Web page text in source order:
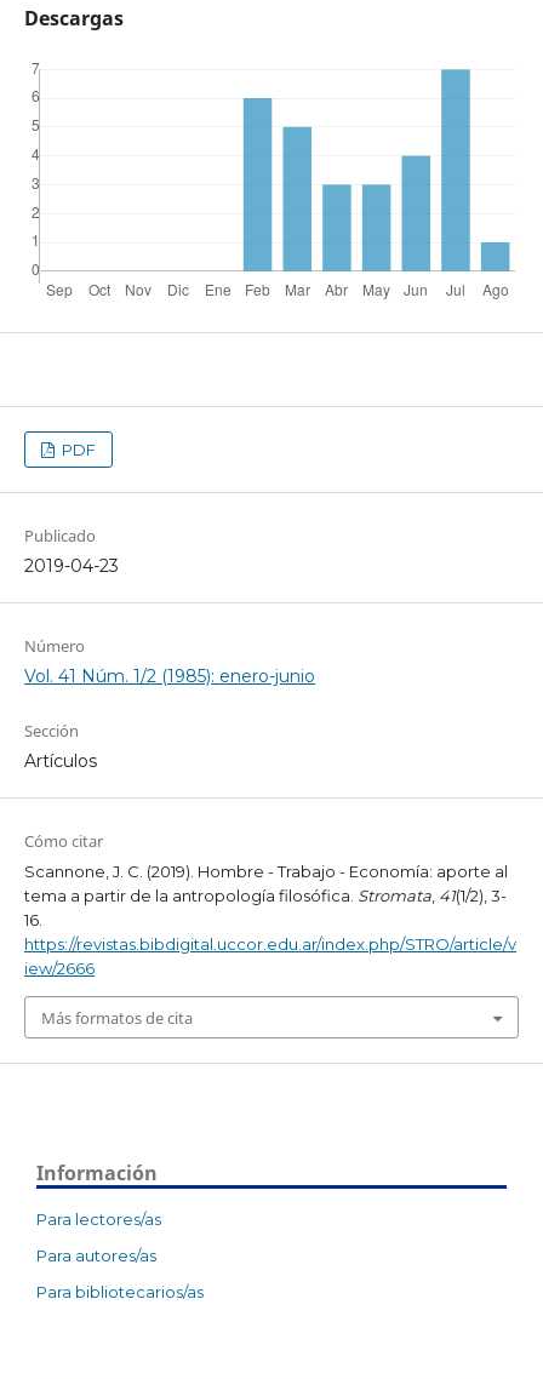
Descargas
PDF
Publicado
2019-04-23
Número
Vol. 41 Núm. 1/2 (1985): enero-junio
Sección
Artículos
Cómo citar
Scannone, J. C. (2019). Hombre - Trabajo - Economía: aporte al
tema a partir de la antropología filosófica. Stromata, 41(1/2), 3-
16.
https://revistas.bibdigital.uccor.edu.ar/index.php/STRO/article/v
iew/2666
Más formatos de cita
Información
Para lectores/as
Para autores/as
Para bibliotecarios/as